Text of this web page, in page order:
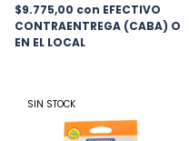
$9.775,00 con EFECTIVO
CONTRAENTREGA (CABA) O
EN EL LOCAL
SIN STOCK